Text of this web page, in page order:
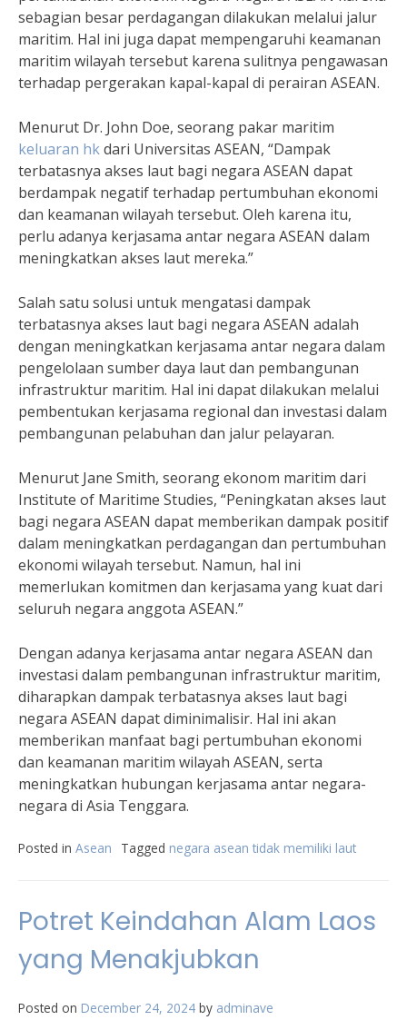
sebagian besar perdagangan dilakukan melalui jalur
maritim. Hal ini juga dapat mempengaruhi keamanan
maritim wilayah tersebut karena sulitnya pengawasan
terhadap pergerakan kapal-kapal di perairan ASEAN.
Menurut Dr. John Doe, seorang pakar maritim
keluaran hkdari Universitas ASEAN, “Dampak
terbatasnya akses laut bagi negara ASEAN dapat
berdampak negatif terhadap pertumbuhan ekonomi
dan keamanan wilayah tersebut. Oleh karena itu,
perlu adanya kerjasama antar negara ASEAN dalam
meningkatkan akses laut mereka.”
Salah satu solusi untuk mengatasi dampak
terbatasnya akses laut bagi negara ASEAN adalah
dengan meningkatkan kerjasama antar negara dalam
pengelolaan sumber daya laut dan pembangunan
infrastruktur maritim. Hal ini dapat dilakukan melalui
pembentukan kerjasama regional dan investasi dalam
pembangunan pelabuhan dan jalur pelayaran.
Menurut Jane Smith, seorang ekonom maritim dari
Institute of Maritime Studies, “Peningkatan akses laut
bagi negara ASEAN dapat memberikan dampak positif
dalam meningkatkan perdagangan dan pertumbuhan
ekonomi wilayah tersebut. Namun, hal ini
memerlukan komitmen dan kerjasama yang kuat dari
seluruh negara anggota ASEAN.”
Dengan adanya kerjasama antar negara ASEAN dan
investasi dalam pembangunan infrastruktur maritim,
diharapkan dampak terbatasnya akses laut bagi
negara ASEAN dapat diminimalisir. Hal ini akan
memberikan manfaat bagi pertumbuhan ekonomi
dan keamanan maritim wilayah ASEAN, serta
meningkatkan hubungan kerjasama antar negara-
negara di Asia Tenggara.
Posted in Asean Tagged negara asean tidak memiliki laut
Potret Keindahan Alam Laos
yang Menakjubkan
Posted on December 24, 2024 by adminave